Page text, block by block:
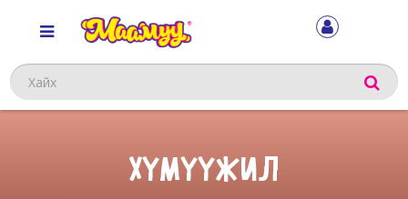
Хайх
ХҮМҮҮЖИЛ